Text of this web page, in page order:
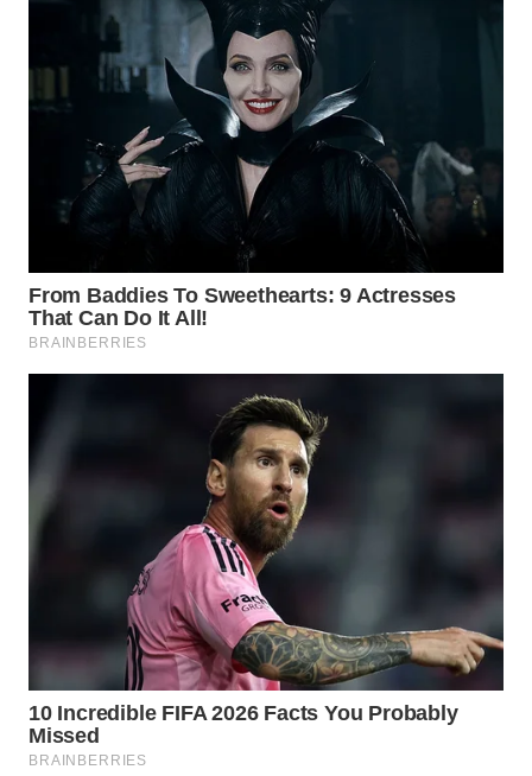
SUKABUMI
WN
PURWAKARTA
WN
PRIANGAN
TIMUR
WN
SEMARANG
WN
MADURA
SURABAYA
WN
NATUNA